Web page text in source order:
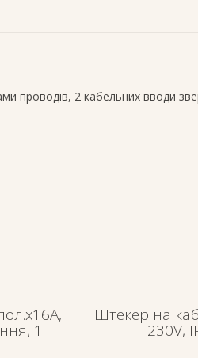
проводів, 2 кабельних вводи
1
Штекер на
230V,